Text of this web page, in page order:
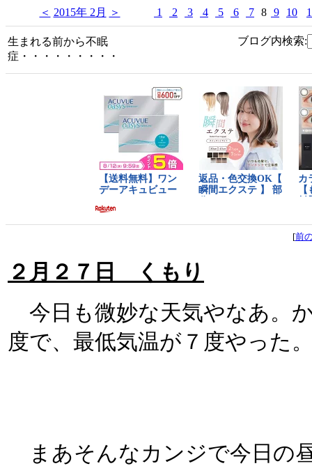
＜ 2015年 2月 ＞ 1 2 3 4 5 6 7 8 9 10
生まれる前から不眠
症・・・・・・・・・
ブログ内検索:
[前
２月２７日 くもり
今日も微妙な天気やなあ。
度で、最低気温が７度やった
まあそんなカンジで今日の